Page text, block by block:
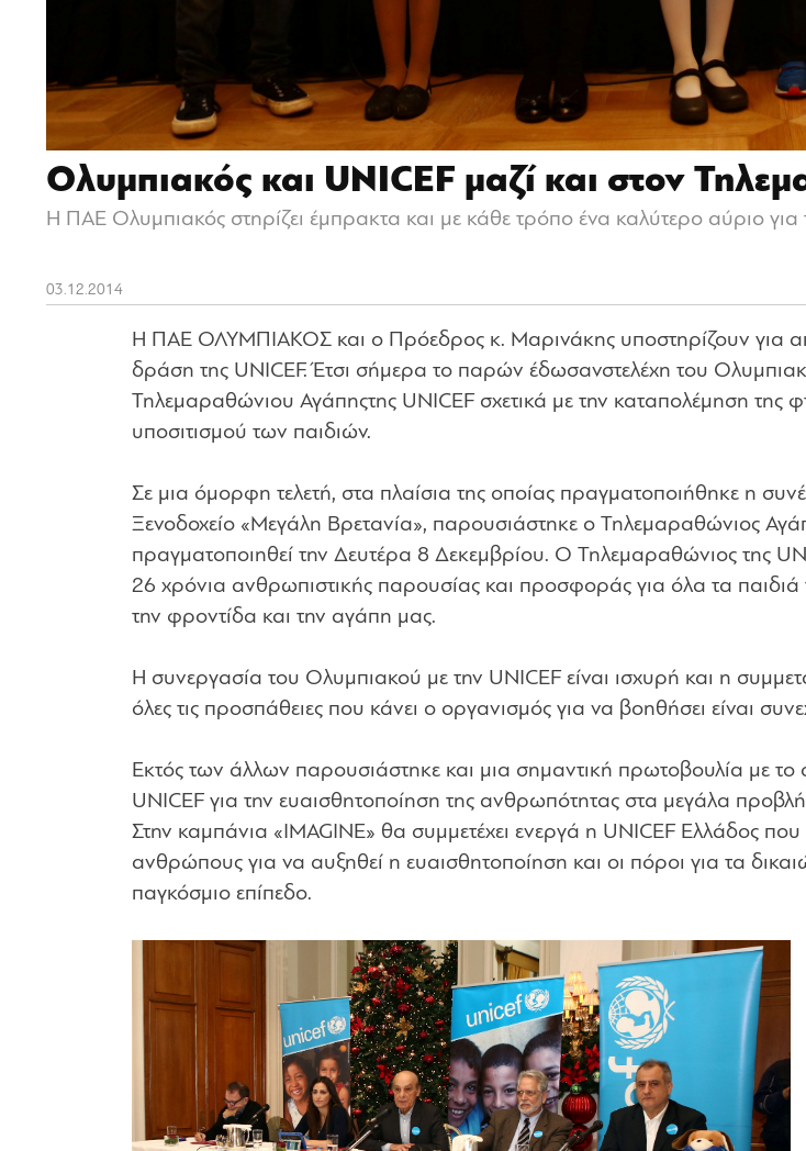
Ολυμπιακός και UNICEF μαζί και στον
Η ΠΑΕ Ολυμπιακός στηρίζει έμπρακτα και με κάθε τρόπο ένα καλύτερο αύριο για
03.12.2014
Η ΠΑΕ ΟΛΥΜΠΙΑΚΟΣ και ο Πρόεδρος κ. Μαρινάκης υποστηρίζουν για
δράση της UNICEF. Έτσι σήμερα το παρών έδωσανστελέχη τoυ
Τηλεμαραθώνιου Αγάπηςτης UNICEF σχετικά με την καταπολέμηση της
υποσιτισμού των παιδιών.
Σε μια όμορφη τελετή, στα πλαίσια της οποίας πραγματοποιήθηκε η
Ξενοδοχείο «Μεγάλη Βρετανία», παρουσιάστηκε ο Τηλεμαραθώνιος
πραγματοποιηθεί την Δευτέρα 8 Δεκεμβρίου. Ο Τηλεμαραθώνιος της
26 χρόνια ανθρωπιστικής παρουσίας και προσφοράς για όλα τα
την φροντίδα και την αγάπη μας.
Η συνεργασία του Ολυμπιακού με την UNICEF είναι ισχυρή και η
όλες τις προσπάθειες που κάνει ο οργανισμός για να βοηθήσει είναι
Εκτός των άλλων παρουσιάστηκε και μια σημαντική πρωτοβουλία με το
UNICEF για την ευαισθητοποίηση της ανθρωπότητας στα μεγάλα
Στην καμπάνια «IMAGINE» θα συμμετέχει ενεργά η UNICEF Ελλάδος που
ανθρώπους για να αυξηθεί η ευαισθητοποίηση και οι πόροι για τα
παγκόσμιο επίπεδο.